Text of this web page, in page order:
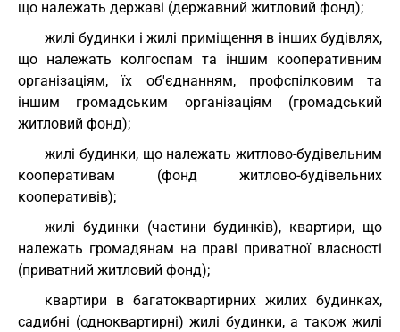
що належать державі (державний житловий фонд);
жилі будинки і жилі приміщення в інших будівлях,
що належать колгоспам та іншим кооперативним
організаціям, їх об'єднанням, профспілковим та
іншим громадським організаціям (громадський
житловий фонд);
жилі будинки, що належать житлово-будівельним
кооперативам (фонд житлово-будівельних
кооперативів);
жилі будинки (частини будинків), квартири, що
належать громадянам на праві приватної власності
(приватний житловий фонд);
квартири в багатоквартирних жилих будинках,
садибні (одноквартирні) жилі будинки, а також жилі